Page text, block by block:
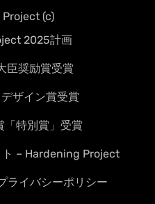
(c)
2025計画
臣奨励賞受賞
ザイン賞受賞
特別賞」受賞
– Hardening Project
ライバシーポリシー